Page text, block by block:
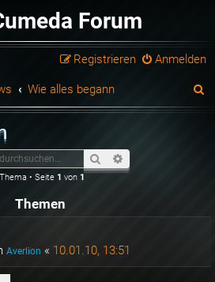
Forum
Anmelden
Registrieren
Wie alles begann
Suche
• Seite 1 von 1
Themen
Averlion « 10.01.10, 13:51